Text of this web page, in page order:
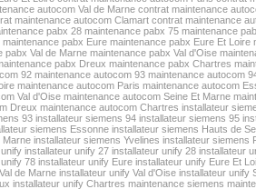
autocom Val de Marne contrat maintenance
maintenance autocom Clamart contrat maintenance
pabx 28 maintenance pabx 75 maintenance
maintenance pabx Eure maintenance pabx Eure Et Loire
pabx Val de Marne maintenance pabx Val d'Oise
pabx Dreux maintenance pabx Chartres
92 maintenance autocom 93 maintenance autocom
maintenance autocom Paris maintenance autocom
Val d'Oise maintenance autocom Seine Et Marne
Dreux maintenance autocom Chartres installateur
93 installateur siemens 94 installateur siemens 95
siemens Essonne installateur siemens Hauts de
Marne installateur siemens Yvelines installateur siemens
installateur unify 27 installateur unify 28 installateur
78 installateur unify Eure installateur unify Eure Et
de Marne installateur unify Val d'Oise installateur unify
installateur unify Chartres maintenance siemens